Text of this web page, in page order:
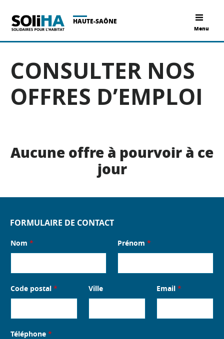
Menu
HAUTE-SAÔNE
CONSULTER NOS
OFFRES D’EMPLOI
Aucune offre à pourvoir à ce
jour
FORMULAIRE DE CONTACT
Nom * Prénom *
Code postal * Ville Email *
Téléphone *